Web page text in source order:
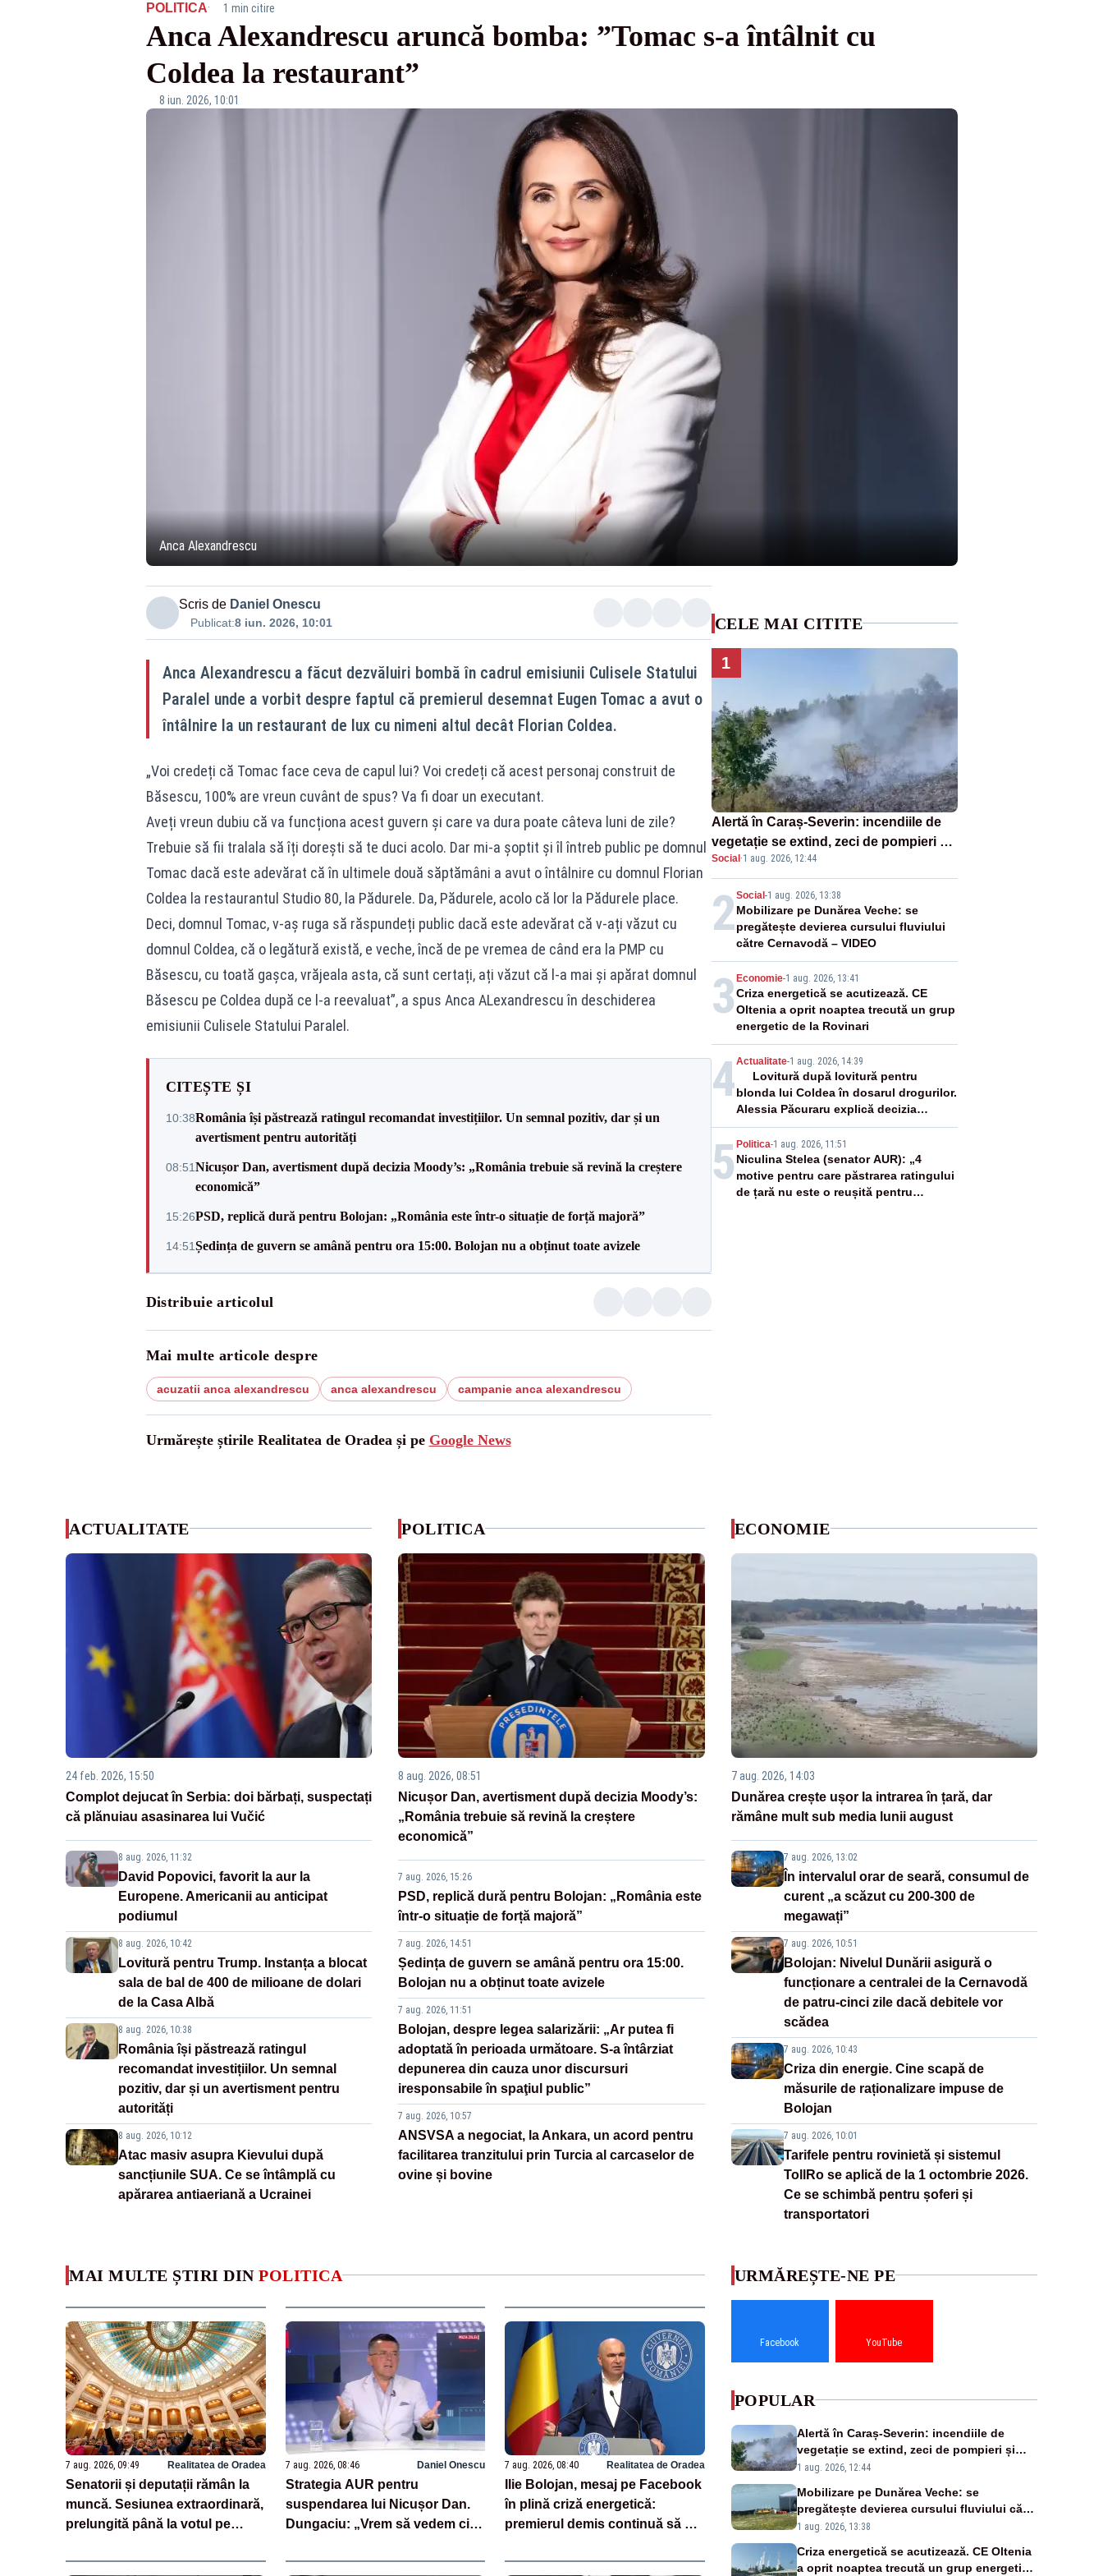
POLITICA· 1 min citire
Anca Alexandrescu aruncă bomba: ”Tomac s-a întâlnit cu
Coldea la restaurant”
8 iun. 2026, 10:01
Anca Alexandrescu
Scris de Daniel Onescu
Publicat:8 iun. 2026, 10:01
Anca Alexandrescu a făcut dezvăluiri bombă în cadrul emisiunii Culisele Statului
Paralel unde a vorbit despre faptul că premierul desemnat Eugen Tomac a avut o
întâlnire la un restaurant de lux cu nimeni altul decât Florian Coldea.
„Voi credeți că Tomac face ceva de capul lui? Voi credeți că acest personaj construit de
Băsescu, 100% are vreun cuvânt de spus? Va fi doar un executant.
Aveți vreun dubiu că va funcționa acest guvern și care va dura poate câteva luni de zile?
Trebuie să fii tralala să îți dorești să te duci acolo. Dar mi-a șoptit și îl întreb public pe domnul
Tomac dacă este adevărat că în ultimele două săptămâni a avut o întâlnire cu domnul Florian
Coldea la restaurantul Studio 80, la Pădurele. Da, Pădurele, acolo că lor la Pădurele place.
Deci, domnul Tomac, v-aș ruga să răspundeți public dacă este adevărat că v-ați văzut cu
domnul Coldea, că o legătură există, e veche, încă de pe vremea de când era la PMP cu
Băsescu, cu toată gașca, vrăjeala asta, că sunt certați, ați văzut că l-a mai și apărat domnul
Băsescu pe Coldea după ce l-a reevaluat”, a spus Anca ALexandrescu în deschiderea
emisiunii Culisele Statului Paralel.
CITEȘTE ȘI
10:38România își păstrează ratingul recomandat investițiilor. Un semnal pozitiv, dar și un
avertisment pentru autorități
08:51Nicușor Dan, avertisment după decizia Moody’s: „România trebuie să revină la creștere
economică”
15:26PSD, replică dură pentru Bolojan: „România este într-o situație de forță majoră”
14:51Ședința de guvern se amână pentru ora 15:00. Bolojan nu a obținut toate avizele
Distribuie articolul
Mai multe articole despre
acuzatii anca alexandrescu anca alexandrescu campanie anca alexandrescu
Urmărește știrile Realitatea de Oradea și pe Google News
CELE MAI CITITE
1
Alertă în Caraș-Severin: incendiile de
vegetație se extind, zeci de pompieri și
silvicultori se luptă cu flăcările - VIDEO
Social·1 aug. 2026, 12:44
2Social-1 aug. 2026, 13:38
Mobilizare pe Dunărea Veche: se
pregătește devierea cursului fluviului
către Cernavodă – VIDEO
3 Economie-1 aug. 2026, 13:41
Criza energetică se acutizează. CE
Oltenia a oprit noaptea trecută un grup
energetic de la Rovinari
4Actualitate-1 aug. 2026, 14:39
Lovitură după lovitură pentru
blonda lui Coldea în dosarul drogurilor.
Alessia Păcuraru explică decizia
magistraților
5 Politica-1 aug. 2026, 11:51
Niculina Stelea (senator AUR): „4
motive pentru care păstrarea ratingului
de țară nu este o reușită pentru
ACTUALITATE
24 feb. 2026, 15:50
Complot dejucat în Serbia: doi bărbați, suspectați
că plănuiau asasinarea lui Vučić
8 aug. 2026, 11:32
David Popovici, favorit la aur la
Europene. Americanii au anticipat
podiumul
8 aug. 2026, 10:42
Lovitură pentru Trump. Instanța a blocat
sala de bal de 400 de milioane de dolari
de la Casa Albă
8 aug. 2026, 10:38
România își păstrează ratingul
recomandat investițiilor. Un semnal
pozitiv, dar și un avertisment pentru
autorități
8 aug. 2026, 10:12
Atac masiv asupra Kievului după
sancțiunile SUA. Ce se întâmplă cu
apărarea antiaeriană a Ucrainei
POLITICA
8 aug. 2026, 08:51
Nicușor Dan, avertisment după decizia Moody’s:
„România trebuie să revină la creștere
economică”
7 aug. 2026, 15:26
PSD, replică dură pentru Bolojan: „România este
într-o situație de forță majoră”
7 aug. 2026, 14:51
Ședința de guvern se amână pentru ora 15:00.
Bolojan nu a obținut toate avizele
7 aug. 2026, 11:51
Bolojan, despre legea salarizării: „Ar putea fi
adoptată în perioada următoare. S-a întârziat
depunerea din cauza unor discursuri
iresponsabile în spaţiul public”
7 aug. 2026, 10:57
ANSVSA a negociat, la Ankara, un acord pentru
facilitarea tranzitului prin Turcia al carcaselor de
ovine și bovine
ECONOMIE
7 aug. 2026, 14:03
Dunărea crește ușor la intrarea în țară, dar
rămâne mult sub media lunii august
7 aug. 2026, 13:02
În intervalul orar de seară, consumul de
curent „a scăzut cu 200-300 de
megawați”
7 aug. 2026, 10:51
Bolojan: Nivelul Dunării asigură o
funcționare a centralei de la Cernavodă
de patru-cinci zile dacă debitele vor
scădea
7 aug. 2026, 10:43
Criza din energie. Cine scapă de
măsurile de raționalizare impuse de
Bolojan
7 aug. 2026, 10:01
Tarifele pentru rovinietă și sistemul
TollRo se aplică de la 1 octombrie 2026.
Ce se schimbă pentru șoferi și
transportatori
MAI MULTE ȘTIRI DIN POLITICA
7 aug. 2026, 09:49 Realitatea de Oradea
Senatorii și deputații rămân la
muncă. Sesiunea extraordinară,
prelungită până la votul pe
7 aug. 2026, 08:46 Daniel Onescu
Strategia AUR pentru
suspendarea lui Nicușor Dan.
Dungaciu: „Vrem să vedem cine
7 aug. 2026, 08:40 Realitatea de Oradea
Ilie Bolojan, mesaj pe Facebook
în plină criză energetică:
premierul demis continuă să se
URMĂREȘTE-NE PE
Facebook YouTube
POPULAR
Alertă în Caraș-Severin: incendiile de
vegetație se extind, zeci de pompieri și
silvicultori se luptă cu flăcările - VIDEO
1 aug. 2026, 12:44
Mobilizare pe Dunărea Veche: se
pregătește devierea cursului fluviului către
Cernavodă – VIDEO
1 aug. 2026, 13:38
Criza energetică se acutizează. CE Oltenia
a oprit noaptea trecută un grup energetic